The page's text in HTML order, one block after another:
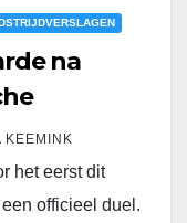
na
KEEMINK
het eerst dit
officieel duel.